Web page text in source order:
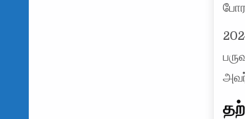
அவர்